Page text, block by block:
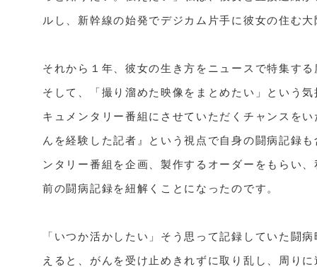
ルし、新幹線の始発でデジカム片手に彼女の住む
それから１年、彼女の生き方をニュースで特集す
そして、「撮り溜めた映像をまとめたい」という
キュメンタリー番組にさせていただくチャンスを
んを経験した記者』という視点で自身の闘病記録
ンタリー番組を企画、製作するオーダーをもらい
前の闘病記録を紐解くことになったのです。
「いつか活かしたい」そう思って記録していた闘
えると、がんを受け止めきれずに取り乱し、周り